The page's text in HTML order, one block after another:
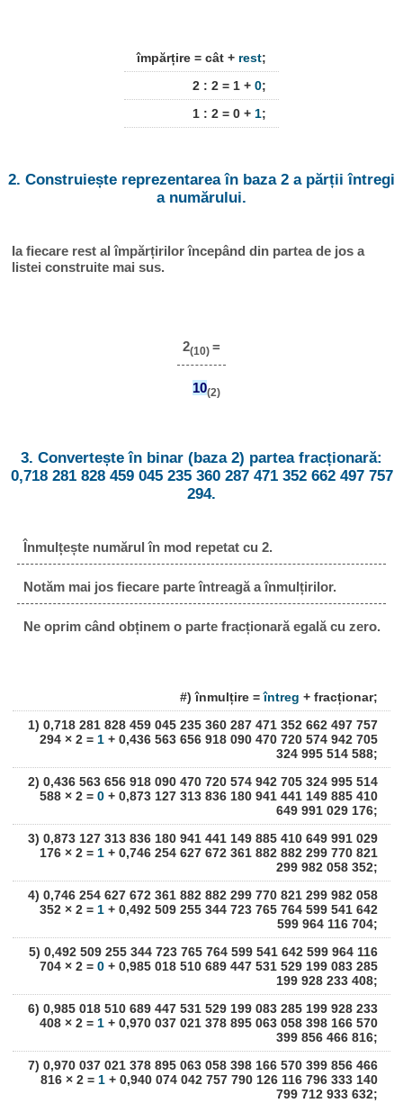
împărțire = cât + rest;
2 : 2 = 1 + 0;
1 : 2 = 0 + 1;
2. Construiește reprezentarea în baza 2 a părții întregi
a numărului.
Ia fiecare rest al împărțirilor începând din partea de jos a
listei construite mai sus.
2(10) =
10(2)
3. Convertește în binar (baza 2) partea fracționară:
0,718 281 828 459 045 235 360 287 471 352 662 497 757
294.
Înmulțește numărul în mod repetat cu 2.
Notăm mai jos fiecare parte întreagă a înmulțirilor.
Ne oprim când obținem o parte fracționară egală cu zero.
#) înmulțire =întreg + fracționar;
1) 0,718 281 828 459 045 235 360 287 471 352 662 497 757
294 × 2 = 1+ 0,436 563 656 918 090 470 720 574 942 705
324 995 514 588;
2) 0,436 563 656 918 090 470 720 574 942 705 324 995 514
588 × 2 = 0+ 0,873 127 313 836 180 941 441 149 885 410
649 991 029 176;
3) 0,873 127 313 836 180 941 441 149 885 410 649 991 029
176 × 2 = 1+ 0,746 254 627 672 361 882 882 299 770 821
299 982 058 352;
4) 0,746 254 627 672 361 882 882 299 770 821 299 982 058
352 × 2 = 1+ 0,492 509 255 344 723 765 764 599 541 642
599 964 116 704;
5) 0,492 509 255 344 723 765 764 599 541 642 599 964 116
704 × 2 = 0+ 0,985 018 510 689 447 531 529 199 083 285
199 928 233 408;
6) 0,985 018 510 689 447 531 529 199 083 285 199 928 233
408 × 2 = 1+ 0,970 037 021 378 895 063 058 398 166 570
399 856 466 816;
7) 0,970 037 021 378 895 063 058 398 166 570 399 856 466
816 × 2 = 1+ 0,940 074 042 757 790 126 116 796 333 140
799 712 933 632;